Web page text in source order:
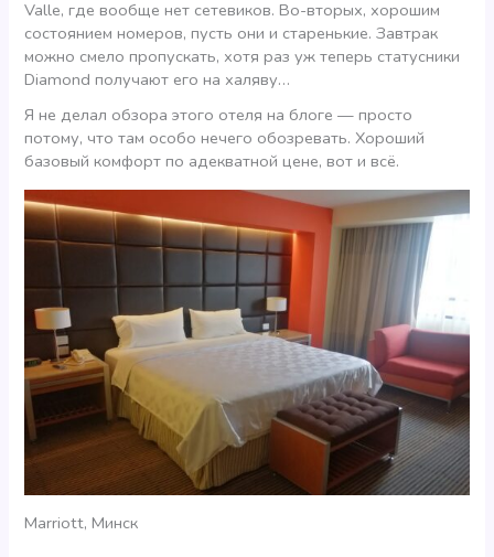
Valle, где вообще нет сетевиков. Во-вторых, хорошим
состоянием номеров, пусть они и старенькие. Завтрак
можно смело пропускать, хотя раз уж теперь статусники
Diamond получают его на халяву…
Я не делал обзора этого отеля на блоге — просто
потому, что там особо нечего обозревать. Хороший
базовый комфорт по адекватной цене, вот и всё.
Marriott, Минск